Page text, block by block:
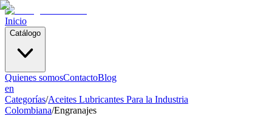
Inicio
Catálogo
Quienes somosContactoBlog
en
Categorías/Aceites Lubricantes Para la Industria
Colombiana/Engranajes